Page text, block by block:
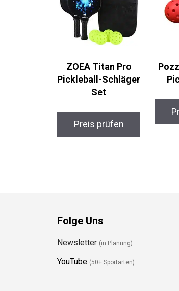
ZOEA Titan Pro
Pickleball-
Schläger Set
Preis prüfen
Folge Uns
Newsletter(in Planung)
YouTube (50+ Sportarten)